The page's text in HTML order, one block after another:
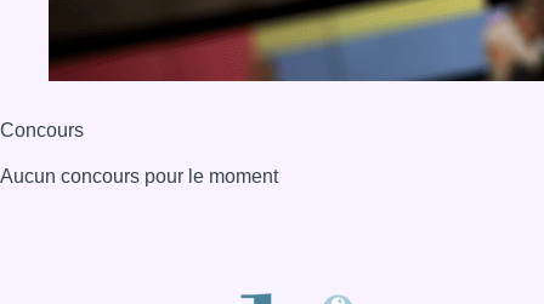
Concours
Aucun concours pour le moment